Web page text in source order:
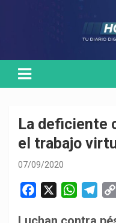
La deficiente
el trabajo
07/09/2020
W